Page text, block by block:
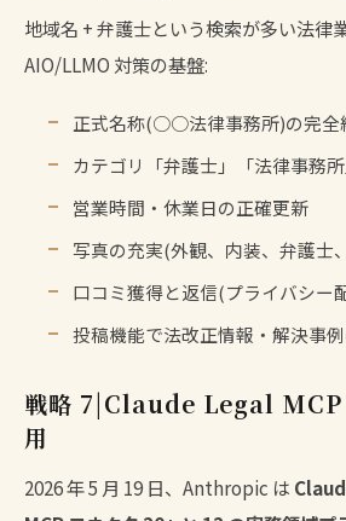
地域名 + 弁護士という検索が多い法律
AIO/LLMO 対策の基盤:
正式名称(○○法律事務所)の完全
カテゴリ「弁護士」「法律事務
営業時間・休業日の正確更新
写真の充実(外観、内装、弁護士
口コミ獲得と返信(プライバシー
投稿機能で法改正情報・解決事
戦略 7|Claude Legal MCP
用
2026 年 5 月 19 日、Anthropic は